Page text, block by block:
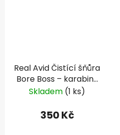
Real Avid Čistící šňůra
Bore Boss – karabiny
9 mm
Skladem (1 ks)
350 Kč